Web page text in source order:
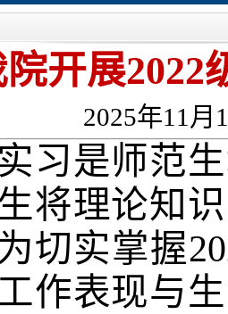
开展2022
2025年11月
习是师范
将理论知
切实掌握
作表现与